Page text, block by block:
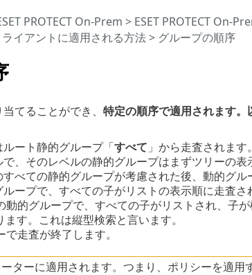
PROTECT On-Prem > ESET PROTECT On-
イアントに適用される方法> グループの順序
てることができ、 特定の順序で適用されます
ート静的グループ「すべて 」から走査されます。
、そのレベルの静的グループはまずツリーの表
べての静的グループが考慮された後、動的グル
ープで、すべての子がリストの表示順に走査さ
動的グループで、すべての子がリストされ、子
す。これは縦型検索と言います。
走査が終了します。
ターに適用されます。つまり、ポリシーを適用